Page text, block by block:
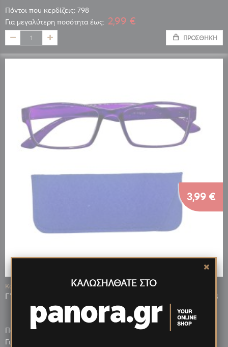
Πόντοι που κερδίζεις: 798
Για μεγαλύτερη ποσότητα έως: 2,99 €
ΠΡΟΣΘΉΚΗ
Κωδ.: 14530
ΓΥΑΛΙΑ ΠΡΕΣΒΥΩΠΙΑΣ +3,00 ΜΕ ΔΩΡΟ ΥΦΑΣΜ. ΘΗΚΗ ΜΩΒ
Πόντοι που κερδίζεις: 798
3,99 €
Για μεγαλύτερη ποσότητα έως:
ΚΑΛΩΣΗΛΘΑΤΕ ΣΤΟ